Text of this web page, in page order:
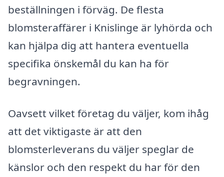
beställningen i förväg. De flesta
blomsteraffärer i Knislinge är lyhörda och
kan hjälpa dig att hantera eventuella
specifika önskemål du kan ha för
begravningen.
Oavsett vilket företag du väljer, kom ihåg
att det viktigaste är att den
blomsterleverans du väljer speglar de
känslor och den respekt du har för den